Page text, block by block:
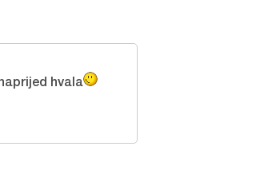
hvala